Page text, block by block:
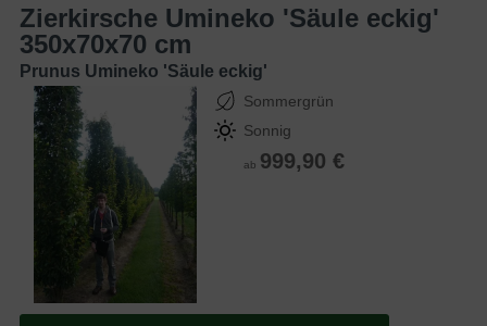
Zierkirsche Umineko 'Säule eckig'
350x70x70 cm
Prunus Umineko 'Säule eckig'
Sommergrün
Sonnig
ab 999,90 €